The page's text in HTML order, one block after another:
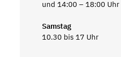
und 14:00 – 18:00 Uhr
Samstag
10.30 bis 17 Uhr